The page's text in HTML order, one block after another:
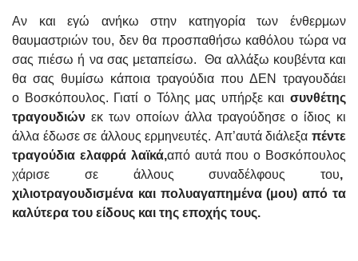
Αν και εγώ ανήκω στην κατηγορία των ένθερμων
θαυμαστριών του, δεν θα προσπαθήσω καθόλου τώρα να
σας πιέσω ή να σας μεταπείσω. Θα αλλάξω κουβέντα και
θα σας θυμίσω κάποια τραγούδια που ΔΕΝ τραγουδάει
ο Βοσκόπουλος. Γιατί ο Τόλης μας υπήρξε και συνθέτης
τραγουδιών εκ των οποίων άλλα τραγούδησε ο ίδιος κι
άλλα έδωσε σε άλλους ερμηνευτές. Απ’αυτά διάλεξα πέντε
τραγούδια ελαφρά λαϊκά,από αυτά που ο Βοσκόπουλος
χάρισε σε άλλους συναδέλφους του,
χιλιοτραγουδισμένα και πολυαγαπημένα (μου) από τα
καλύτερα του είδους και της εποχής τους.